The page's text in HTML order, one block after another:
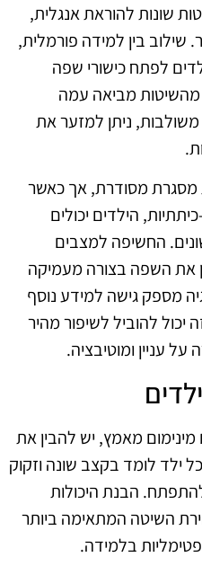
שונות להוראת אנגלית,
שילוב בין למידה פורמלית,
לפתח כישורי שפה
מהשיטות מביאה עמה
משולבות, ניתן למזער את
מסודרת, אך כאשר
הילדים יכולים
החשיפה למצבים
את השפה בצורה מעמיקה
מספק גישה למידע נוסף
יכול להוביל לשיפור מהיר
עניין ומוטיבציה.
מאמץ, יש להבין את
ילד לומד בקצב שונה וזקוק
הבנת היכולות
השיטה המתאימה ביותר
בלמידה.